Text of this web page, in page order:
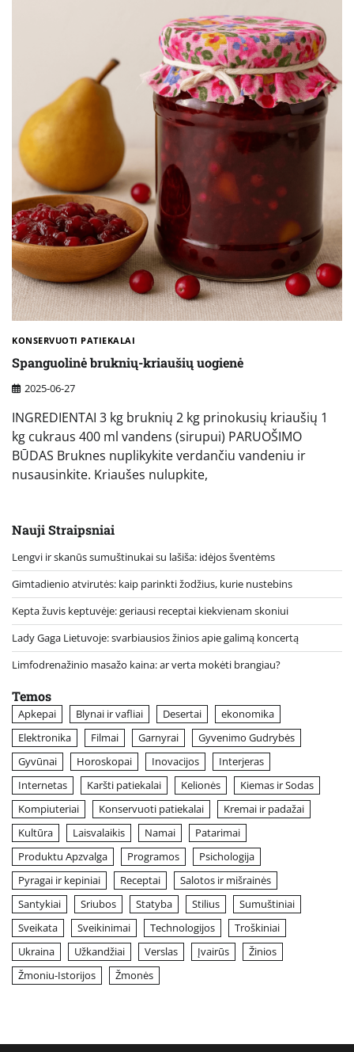
KONSERVUOTI PATIEKALAI
Spanguolinė bruknių-kriaušių uogienė
2025-06-27
INGREDIENTAI 3 kg bruknių 2 kg prinokusių kriaušių 1
kg cukraus 400 ml vandens (sirupui) PARUOŠIMO
BŪDAS Bruknes nuplikykite verdančiu vandeniu ir
nusausinkite. Kriaušes nulupkite,
Nauji Straipsniai
Lengvi ir skanūs sumuštinukai su lašiša: idėjos šventėms
Gimtadienio atvirutės: kaip parinkti žodžius, kurie nustebins
Kepta žuvis keptuvėje: geriausi receptai kiekvienam skoniui
Lady Gaga Lietuvoje: svarbiausios žinios apie galimą koncertą
Limfodrenažinio masažo kaina: ar verta mokėti brangiau?
Temos
Apkepai Blynai ir vafliai Desertai
ekonomika
Elektronika
Filmai Garnyrai
Gyvenimo Gudrybės
Gyvūnai
Horoskopai Inovacijos
Interjeras
Internetas
Karšti patiekalai Kelionės
Kiemas ir Sodas
Kompiuteriai
Konservuoti patiekalai
Kremai ir padažai
Kultūra
Laisvalaikis Namai
Patarimai
Produktu Apzvalga
Programos
Psichologija
Pyragai ir kepiniai
Receptai
Salotos ir mišrainės
Santykiai
Sriubos Statyba Stilius
Sumuštiniai
Sveikata
Sveikinimai Technologijos
Troškiniai
Ukraina
Užkandžiai Verslas Įvairūs
Žinios
Žmoniu-Istorijos
Žmonės